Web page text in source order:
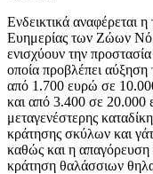
Ενδεικτικά αναφέρεται
Ευημερίας των Ζώων
ενισχύουν την
οποία προβλέπει
από 1.700 ευρώ σε
και από 3.400 σε 20.000
μεταγενέστερης
κράτησης σκύλων και
καθώς και η απαγόρευση
κράτηση θαλάσσιων